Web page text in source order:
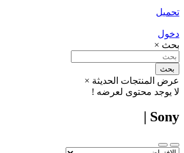
تحميل
دخول
بحث ×
بحث
عرض المنتجات الحديثة ×
لا يوجد محتوى لعرضه !
Sony |